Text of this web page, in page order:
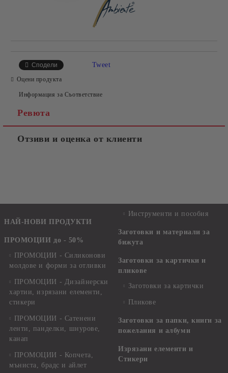
Сподели Tweet
Оцени продукта
Информация за Съответствие
Ревюта
Отзиви и оценка от клиенти
НАЙ-НОВИ ПРОДУКТИ
ПРОМОЦИИ до - 50%
ПРОМОЦИИ - Силиконови
молдове и форми за отливки
ПРОМОЦИИ - Дизайнерски
хартии, изрязани елементи,
стикери
ПРОМОЦИИ - Сатенени
ленти, панделки, шнурове,
канап
ПРОМОЦИИ - Копчета,
мъниста, брадс и айлет
Инструменти и пособия
Заготовки и материали за
бижута
Заготовки за картички и
пликове
Заготовки за картички
Пликове
Заготовки за папки, книги за
пожелания и албуми
Изрязани елементи и
Стикери